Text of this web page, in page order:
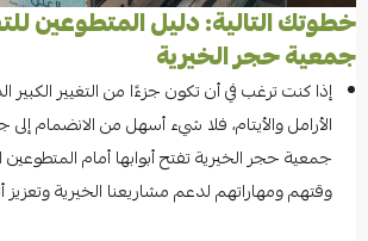
خطوتك التالية: دليل المتطوعين
جمعية حجر الخيرية
إذا كنت ترغب في أن تكون جزءًا من التغيير
الأرامل والأيتام، فلا شيء أسهل من الانضمام إلى
جمعية حجر الخيرية تفتح أبوابها أمام
وقتهم ومهاراتهم لدعم مشاريعنا الخيرية وتعزيز